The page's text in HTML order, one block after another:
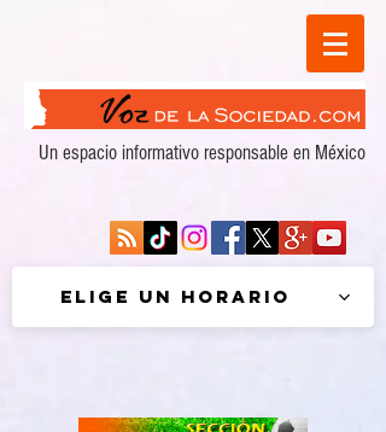
Un espacio informativo responsable en México
Elige un horario